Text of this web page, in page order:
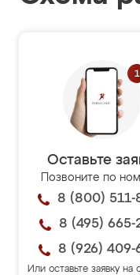
Оставьте
Позвоните по
8 (800) 511-
8 (495) 665-
8 (926) 409-
Или оставьте заявку на